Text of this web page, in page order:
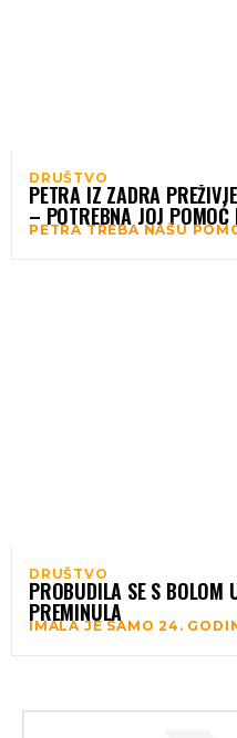
DRUŠTVO
PETRA IZ ZADRA
– POTREBNA JOJ POMOĆ
PETRA TREBA NAŠU
DRUŠTVO
PROBUDILA SE S BOLOM
PREMINULA
IMALA JE SAMO 24.